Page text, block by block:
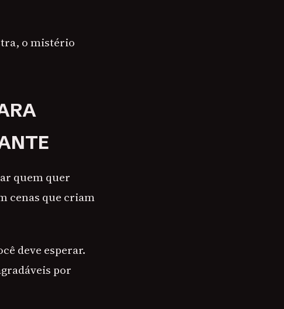
o mistério
quem quer
cenas que criam
deve esperar.
por